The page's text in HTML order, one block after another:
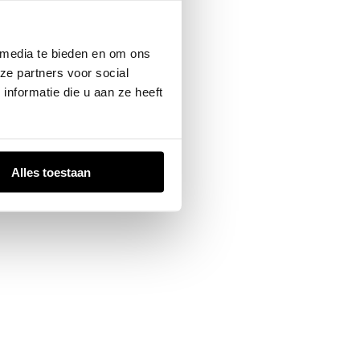
te bieden en om ons
partners voor social
die u aan ze heeft
Alles toestaan
for more information).